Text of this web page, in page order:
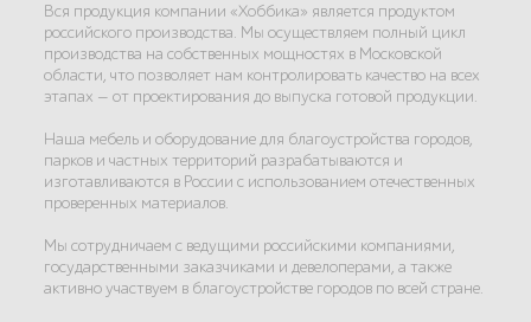
Вся продукция компании «Хоббика» является продуктом
российского производства. Мы осуществляем полный цикл
производства на собственных мощностях в Московской
области, что позволяет нам контролировать качество на всех
этапах — от проектирования до выпуска готовой продукции.
Наша мебель и оборудование для благоустройства городов,
парков и частных территорий разрабатываются и
изготавливаются в России с использованием отечественных
проверенных материалов.
Мы сотрудничаем с ведущими российскими компаниями,
государственными заказчиками и девелоперами, а также
активно участвуем в благоустройстве городов по всей стране.